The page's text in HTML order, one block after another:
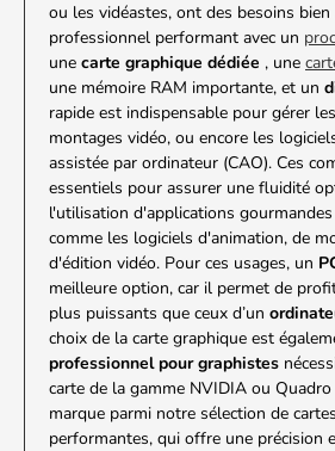
ou les vidéastes, ont des besoins
professionnel performant avec un
une carte graphique dédiée , une
une mémoire RAM importante, et un
rapide est indispensable pour gérer
montages vidéo, ou encore les
assistée par ordinateur (CAO). Ces
essentiels pour assurer une fluidité
l'utilisation d'applications
comme les logiciels d'animation, de
d'édition vidéo. Pour ces usages, un
meilleure option, car il permet de
plus puissants que ceux d’un
choix de la carte graphique est
professionnel pour graphistes
carte de la gamme NVIDIA ou
marque parmi notre sélection de
performantes, qui offre une précision